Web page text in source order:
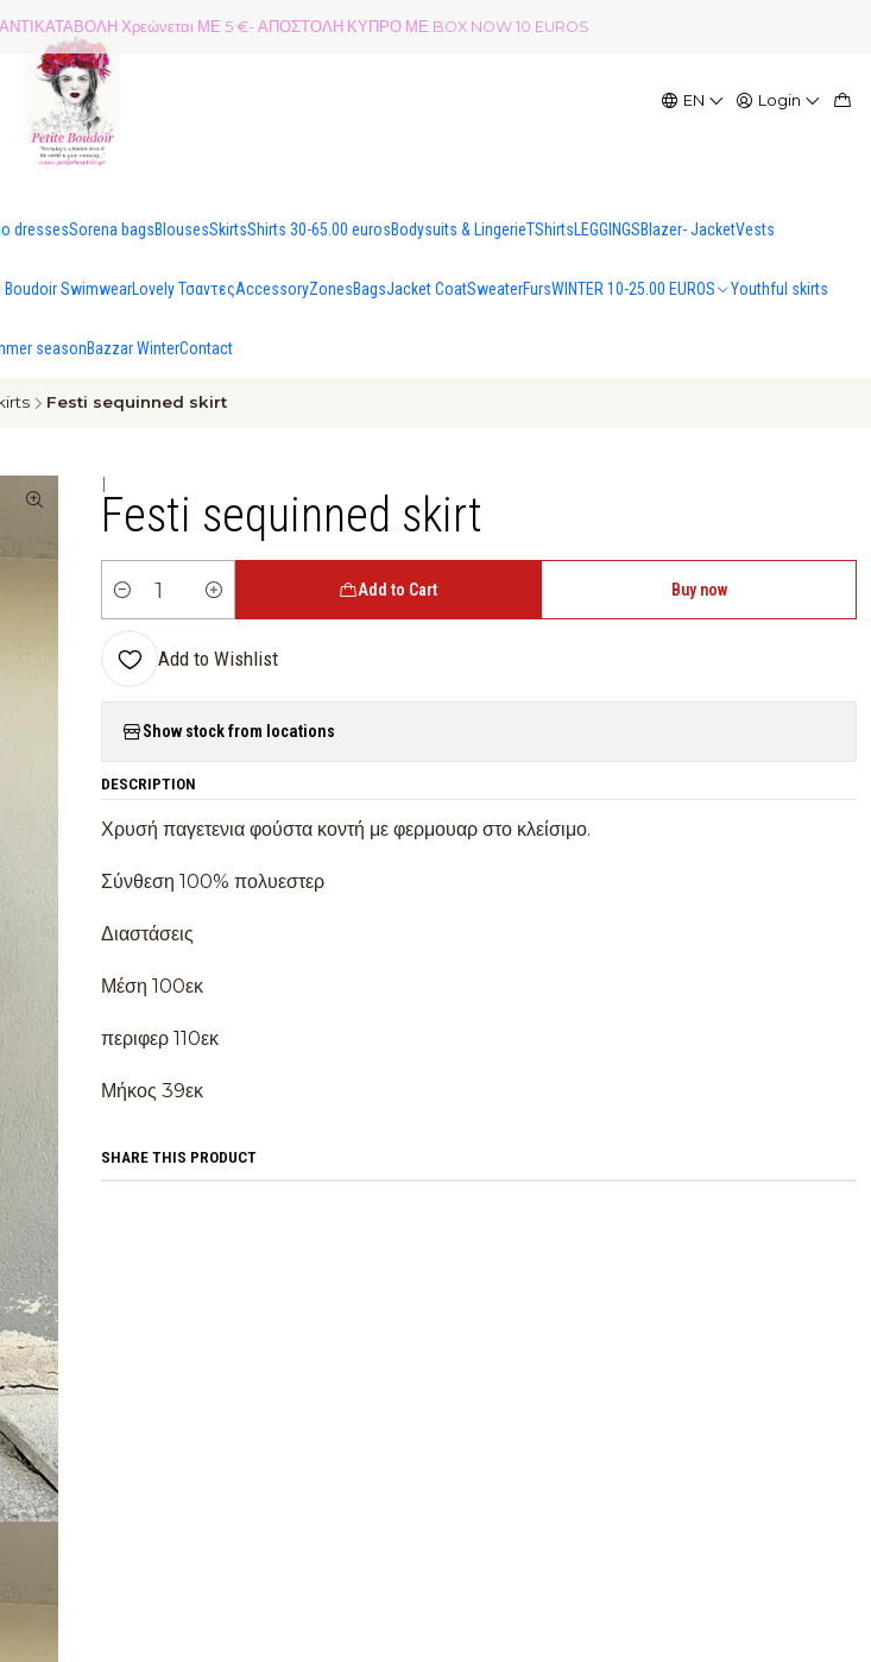
EN Login
dressesSorena bagsBlousesSkirtsShirts 30-65.00 eurosBodysuits & LingerieTShirts LEGGINGSBlazer- JacketVests
Boudoir SwimwearLovely ΤσαντεςAccessoryZonesBagsJacket CoatSweaterFursWINTER 10-25.00 EUROS Youthful skirts
seasonBazzar WinterContact
Χρεώνεται ΜΕ 5 €- ΑΠΟΣΤΟΛΗ ΚΥΠΡΟ ΜΕ BOX NOW 10 EUROS
Festi sequinned skirt
|
Festi sequinned skirt
Quantity
Add to Cart Buy now
Add to Wishlist
Show stock from locations
DESCRIPTION
Χρυσή παγετενια φούστα κοντή με φερμουαρ στο κλείσιμο.
Σύνθεση 100% πολυεστερ
Διαστάσεις
Μέση 100εκ
περιφερ 110εκ
Μήκος 39εκ
SHARE THIS PRODUCT